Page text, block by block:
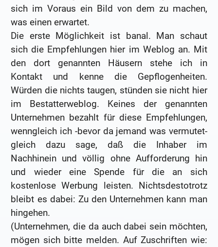
sich im Voraus ein Bild von dem zu machen,
was einen erwartet.
Die erste Möglichkeit ist banal. Man schaut
sich die Empfehlungen hier im Weblog an. Mit
den dort genannten Häusern stehe ich in
Kontakt und kenne die Gepflogenheiten.
Würden die nichts taugen, stünden sie nicht hier
im Bestatterweblog. Keines der genannten
Unternehmen bezahlt für diese Empfehlungen,
wenngleich ich -bevor da jemand was vermutet-
gleich dazu sage, daß die Inhaber im
Nachhinein und völlig ohne Aufforderung hin
und wieder eine Spende für die an sich
kostenlose Werbung leisten. Nichtsdestotrotz
bleibt es dabei: Zu den Unternehmen kann man
hingehen.
(Unternehmen, die da auch dabei sein möchten,
mögen sich bitte melden. Auf Zuschriften wie: